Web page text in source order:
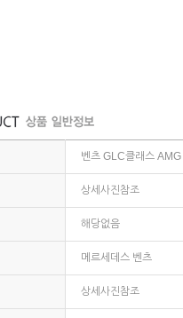
벤츠 GLC클래스
상세사진참조
해당없음
메르세데스 벤츠
상세사진참조